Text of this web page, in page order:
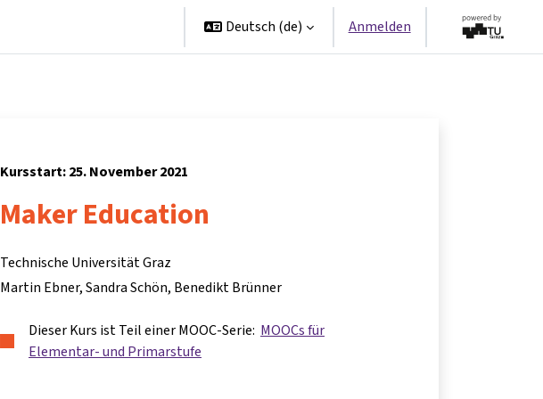
Deutsch ‎(de)‎ Anmelden
Kursstart: 25. November 2021
Maker Education
Technische Universität Graz
Martin Ebner, Sandra Schön, Benedikt Brünner
Dieser Kurs ist Teil einer MOOC-Serie: MOOCs für
Elementar- und Primarstufe